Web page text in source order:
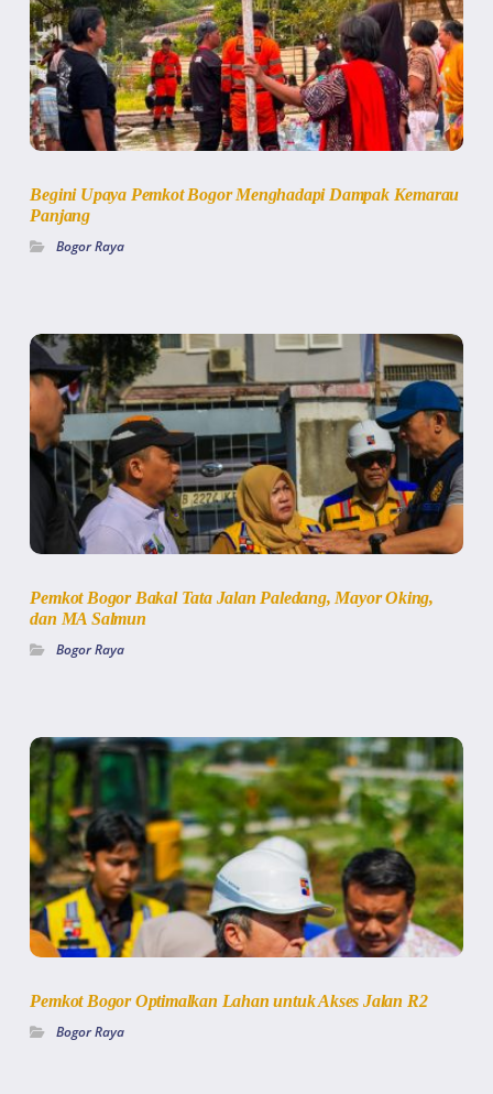
Begini Upaya Pemkot Bogor Menghadapi Dampak Kemarau
Panjang
Bogor Raya
Pemkot Bogor Bakal Tata Jalan Paledang, Mayor Oking,
dan MA Salmun
Bogor Raya
Pemkot Bogor Optimalkan Lahan untuk Akses Jalan R2
Bogor Raya